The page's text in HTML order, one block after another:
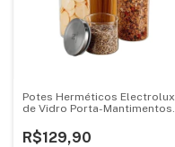
Potes Herméticos Electrolux
de Vidro Porta-Mantimentos
R$129,90